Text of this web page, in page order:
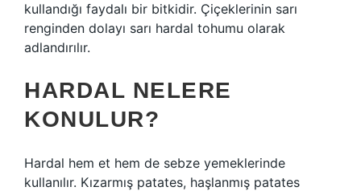
kullandığı faydalı bir bitkidir. Çiçeklerinin sarı
renginden dolayı sarı hardal tohumu olarak
adlandırılır.
HARDAL NELERE
KONULUR?
Hardal hem et hem de sebze yemeklerinde
kullanılır. Kızarmış patates, haşlanmış patates